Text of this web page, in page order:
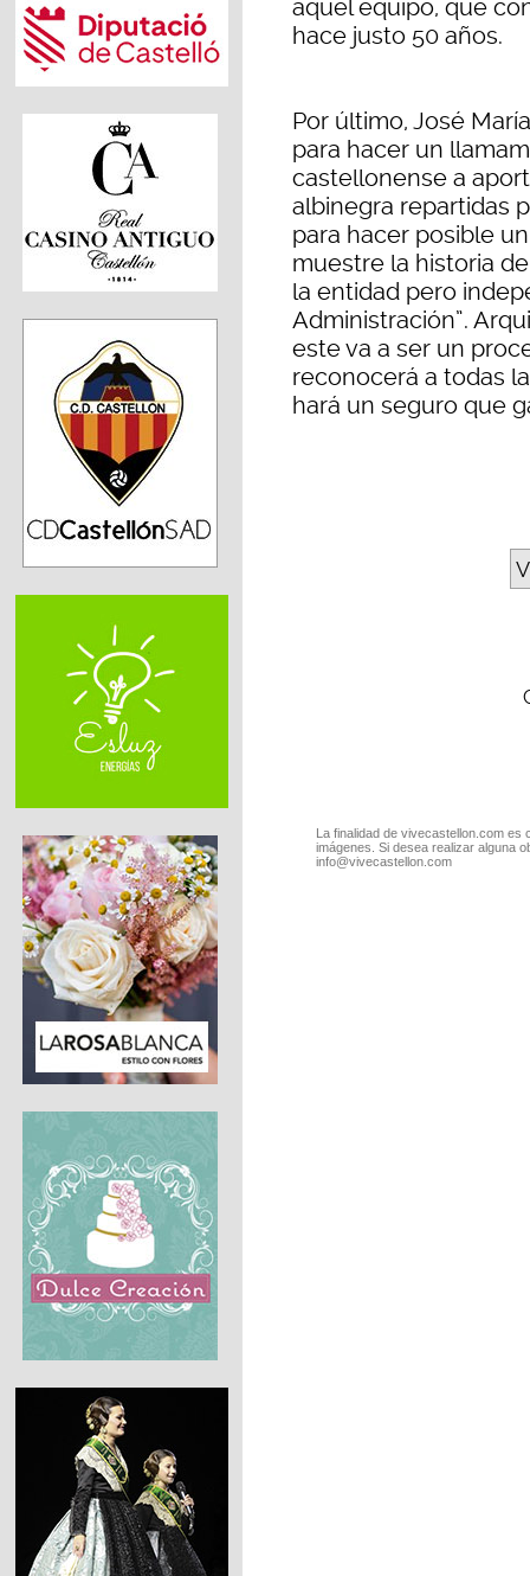
aquel equipo, que
hace justo 50 años.
Por último, José
para hacer un
castellonense a
albinegra repartidas
para hacer posible
muestre la historia
la entidad pero
Administración”.
este va a ser un
reconocerá a todas
hará un seguro que
La finalidad de vivecastellon.com
imágenes. Si desea realizar alguna
info@vivecastellon.com